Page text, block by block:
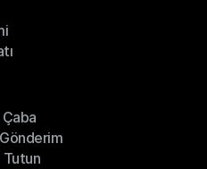
Çaba
Çaba
Tutun